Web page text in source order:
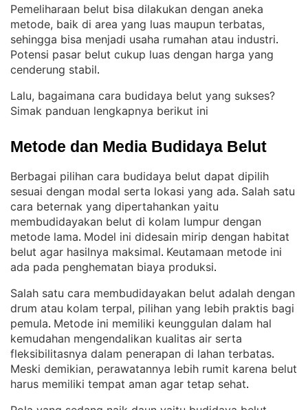
Pemeliharaan belut bisa dilakukan dengan aneka
metode, baik di area yang luas maupun terbatas,
sehingga bisa menjadi usaha rumahan atau industri
Potensi pasar belut cukup luas dengan harga yang
cenderung stabil.
Lalu, bagaimana cara budidaya belut yang sukses?
Simak panduan lengkapnya berikut ini
Metode dan Media Budidaya Belut
Berbagai pilihan cara budidaya belut dapat dipilih
sesuai dengan modal serta lokasi yang ada. Salah satu
cara beternak yang dipertahankan yaitu
membudidayakan belut di kolam lumpur dengan
metode lama. Model ini didesain mirip dengan habitat
belut agar hasilnya maksimal. Keutamaan metode ini
ada pada penghematan biaya produksi.
Salah satu cara membudidayakan belut adalah dengan
drum atau kolam terpal, pilihan yang lebih praktis bagi
pemula. Metode ini memiliki keunggulan dalam hal
kemudahan mengendalikan kualitas air serta
fleksibilitasnya dalam penerapan di lahan terbatas
Meski demikian, perawatannya lebih rumit karena belut
harus memiliki tempat aman agar tetap sehat.